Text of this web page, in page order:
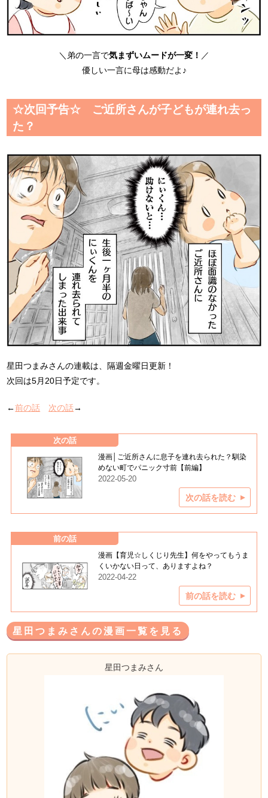
＼弟の一言で気まずいムードが一変！ ／
優しい一言に母は感動だよ♪
☆次回予告☆ ご近所さんが子どもが連れ去っ
た？
星田つまみさんの連載は、隔週金曜日更新！
次回は5月20日予定です。
←前の話 次の話→
次の話
漫画│ご近所さんに息子を連れ去られた？馴染
めない町でパニック寸前【前編】
2022-05-20
次の話を読む
前の話
漫画【育児☆しくじり先生】何をやってもうま
くいかない日って、ありますよね？
2022-04-22
前の話を読む
星田つまみさんの漫画一覧を見る
星田つまみさん